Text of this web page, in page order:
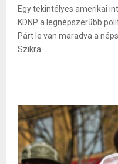
Egy tekintélyes amerikai
KDNP a legnépszerűbb
Párt le van maradva a
Szikra...